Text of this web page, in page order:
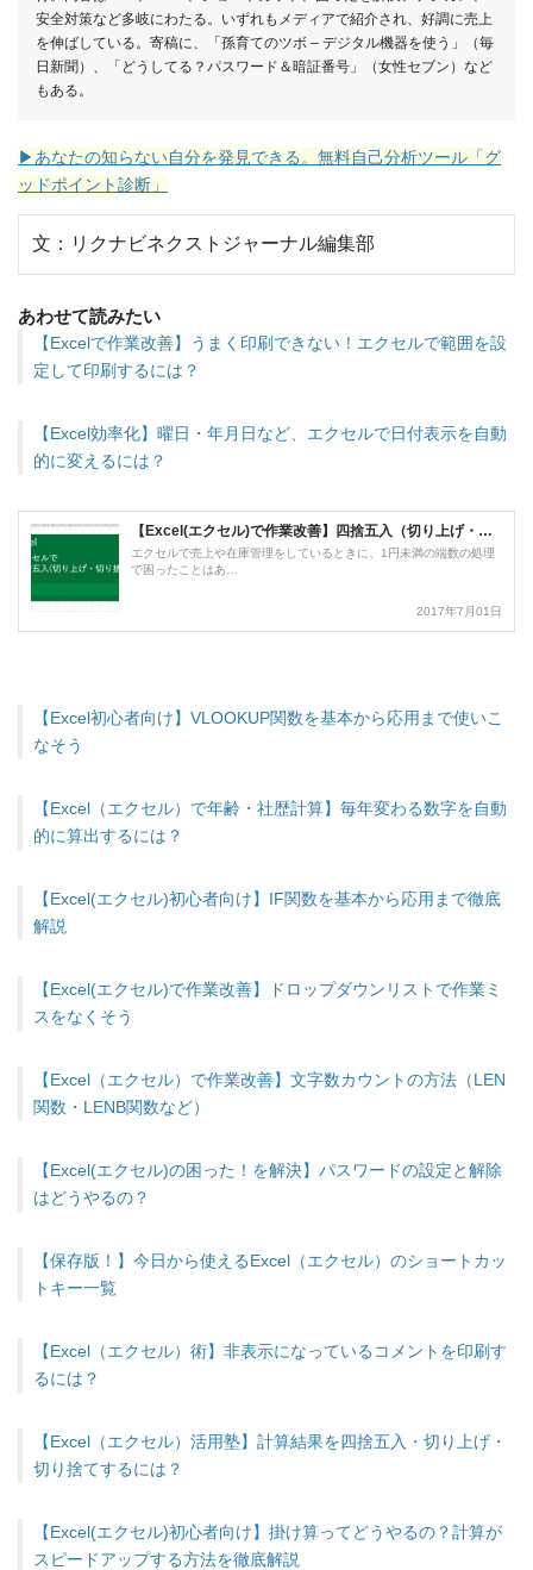
安全対策など多岐にわたる。いずれもメディアで紹介され、好調に売上
を伸ばしている。寄稿に、「孫育てのツボ – デジタル機器を使う」（毎
日新聞）、「どうしてる？パスワード＆暗証番号」（女性セブン）など
もある。
▶あなたの知らない自分を発見できる。無料自己分析ツール「グ
ッドポイント診断」
文：リクナビネクストジャーナル編集部
あわせて読みたい
【Excelで作業改善】うまく印刷できない！エクセルで範囲を設
定して印刷するには？
【Excel効率化】曜日・年月日など、エクセルで日付表示を自動
的に変えるには？
【Excel初心者向け】VLOOKUP関数を基本から応用まで使いこ
なそう
【Excel（エクセル）で年齢・社歴計算】毎年変わる数字を自動
的に算出するには？
【Excel(エクセル)初心者向け】IF関数を基本から応用まで徹底
解説
【Excel(エクセル)で作業改善】ドロップダウンリストで作業ミ
スをなくそう
【Excel（エクセル）で作業改善】文字数カウントの方法（LEN
関数・LENB関数など）
【Excel(エクセル)の困った！を解決】パスワードの設定と解除
はどうやるの？
【保存版！】今日から使えるExcel（エクセル）のショートカッ
トキー一覧
【Excel（エクセル）術】非表示になっているコメントを印刷す
るには？
【Excel（エクセル）活用塾】計算結果を四捨五入・切り上げ・
切り捨てするには？
【Excel(エクセル)初心者向け】掛け算ってどうやるの？計算が
スピードアップする方法を徹底解説